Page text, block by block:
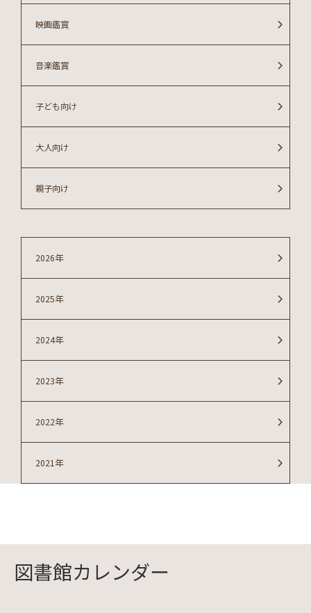
親子向け
大人向け
子ども向け
音楽鑑賞
映画鑑賞
2026年
2025年
2024年
2023年
2022年
2021年
図書館カレンダー